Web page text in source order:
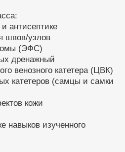
антисептике
швов/узлов
(ЭФС)
дренажный
венозного катетера (ЦВК)
катетеров (самцы и самки
кожи
навыков изученного